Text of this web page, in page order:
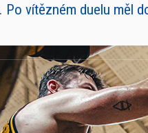
Po vítězném duelu měl